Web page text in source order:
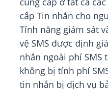
cấp Tin nhắn cho
Tính năng giám sát
vệ SMS được định
nhắn ngoài phí SMS
không bị tính phí
tin nhắn bị dịch vụ